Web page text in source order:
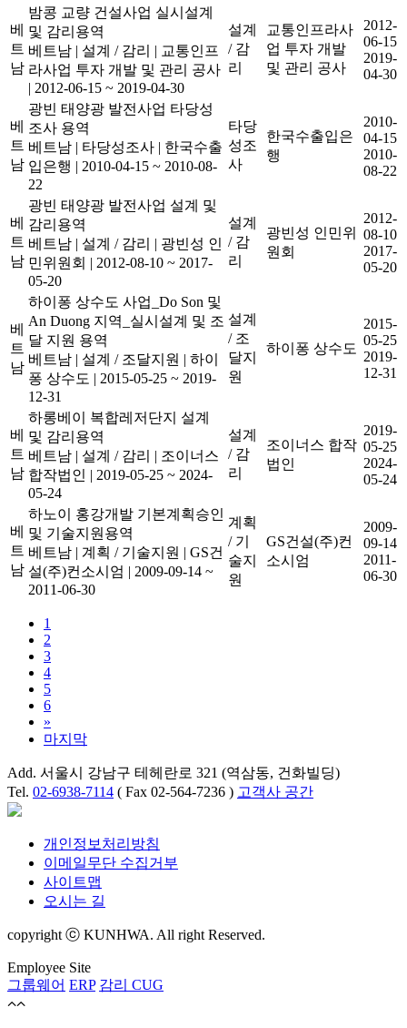
베
트
남
밤콩 교량 건설사업 실시설계
및 감리용역
베트남 | 설계 / 감리 | 교통인프
라사업 투자 개발 및 관리 공사
| 2012-06-15 ~ 2019-04-30
설계
/ 감
리
교통인프라사
업 투자 개발
및 관리 공사
2012-
06-15
2019-
04-30
베
트
남
광빈 태양광 발전사업 타당성
조사 용역
베트남 | 타당성조사 | 한국수출
입은행 | 2010-04-15 ~ 2010-08-
22
타당
성조
사
한국수출입은
행
2010-
04-15
2010-
08-22
베
트
남
광빈 태양광 발전사업 설계 및
감리용역
베트남 | 설계 / 감리 | 광빈성 인
민위원회 | 2012-08-10 ~ 2017-
05-20
설계
/ 감
리
광빈성 인민위
원회
2012-
08-10
2017-
05-20
베
트
남
하이퐁 상수도 사업_Do Son 및
An Duong 지역_실시설계 및 조
달 지원 용역
베트남 | 설계 / 조달지원 | 하이
퐁 상수도 | 2015-05-25 ~ 2019-
12-31
설계
/ 조
달지
원
하이퐁 상수도
2015-
05-25
2019-
12-31
베
트
남
하롱베이 복합레저단지 설계
및 감리용역
베트남 | 설계 / 감리 | 조이너스
합작법인 | 2019-05-25 ~ 2024-
05-24
설계
/ 감
리
조이너스 합작
법인
2019-
05-25
2024-
05-24
베
트
남
하노이 홍강개발 기본계획승인
및 기술지원용역
베트남 | 계획 / 기술지원 | GS건
설(주)컨소시엄 | 2009-09-14 ~
2011-06-30
계획
/ 기
술지
원
GS건설(주)컨
소시엄
2009-
09-14
2011-
06-30
1
2
3
4
5
6
»
마지막
Add. 서울시 강남구 테헤란로 321 (역삼동, 건화빌딩)
Tel. 02-6938-7114 ( Fax 02-564-7236 ) 고객사 공간
개인정보처리방침
이메일무단 수집거부
사이트맵
오시는 길
copyright ⓒ KUNHWA. All right Reserved.
Employee Site
그룹웨어 ERP 감리 CUG